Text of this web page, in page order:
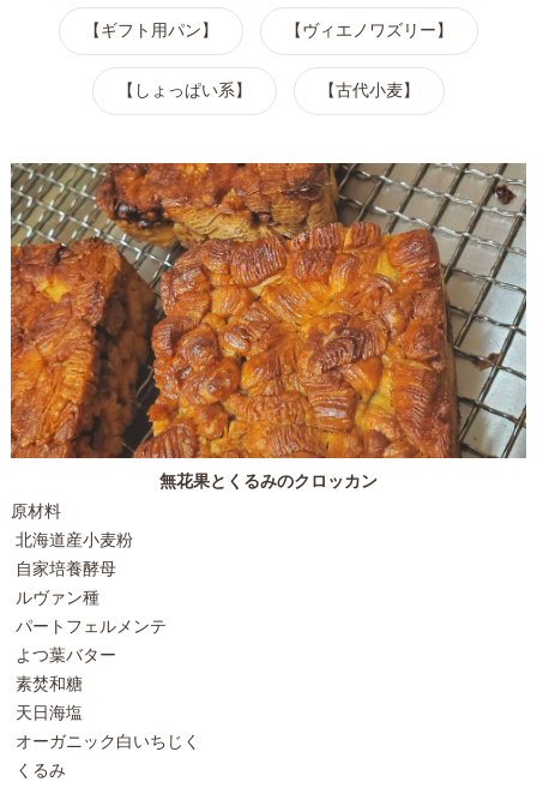
【ギフト用パン】 【ヴィエノワズリー】
【しょっぱい系】 【古代小麦】
無花果とくるみのクロッカン
原材料
北海道産小麦粉
自家培養酵母
ルヴァン種
パートフェルメンテ
よつ葉バター
素焚和糖
天日海塩
オーガニック白いちじく
くるみ